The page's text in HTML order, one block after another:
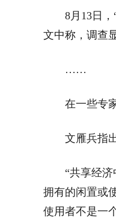
8月13日
文中称，调查
……
在一些专
文雁兵指
“共享经
拥有的闲置或
使用者不是一